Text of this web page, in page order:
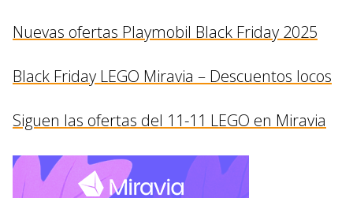
Nuevas ofertas Playmobil Black Friday 2025
Black Friday LEGO Miravia – Descuentos locos
Siguen las ofertas del 11-11 LEGO en Miravia